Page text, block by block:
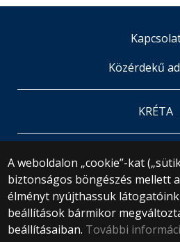
A weboldalon „cookie”-kat
biztonságos böngészés mellett
élményt nyújthassuk
beállítások bármikor
beállításaiban. További
Közérdekű
KRÉTA
Iskola
Minden jog
1071 Budapest,
+36 1 461